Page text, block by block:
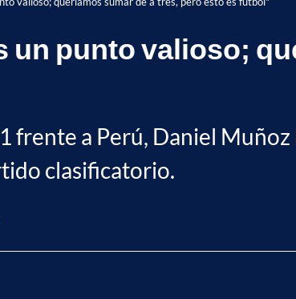
un punto valioso;
frente a Perú, Daniel
clasificatorio.